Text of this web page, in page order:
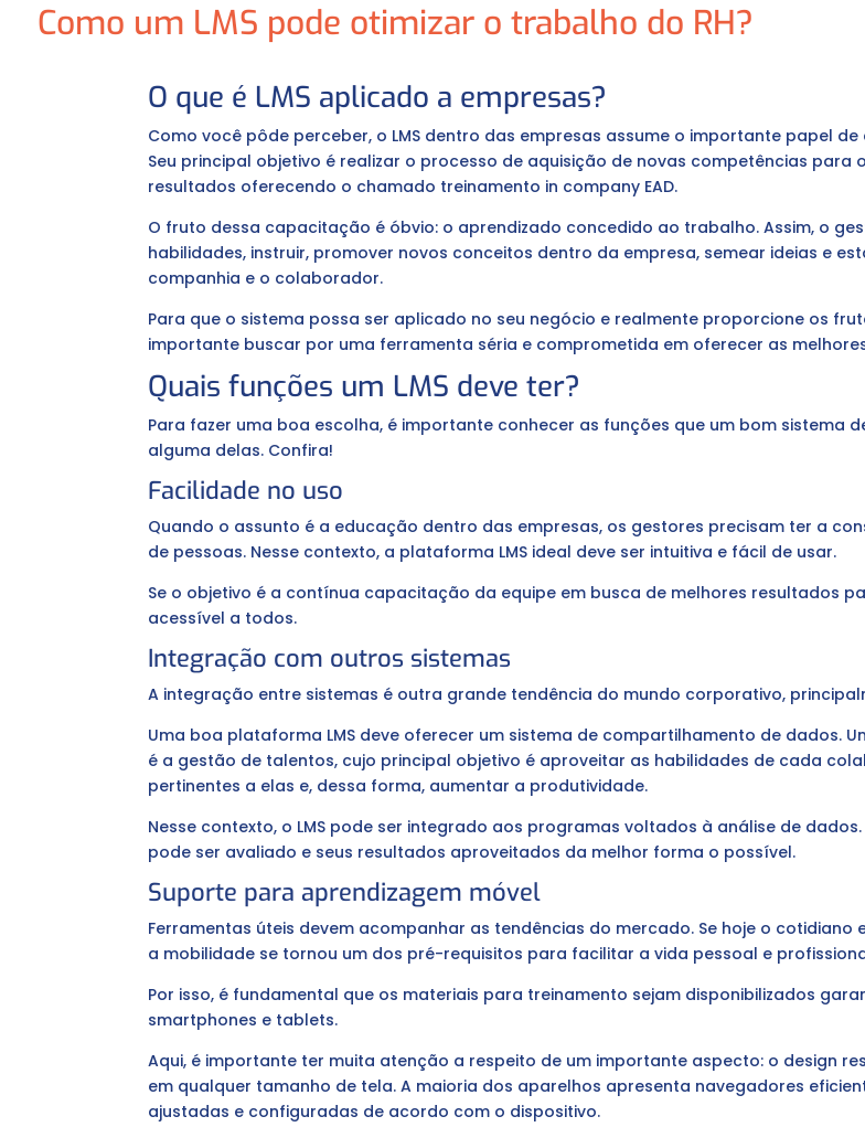
Como um LMS pode otimizar o trabalho do RH?
O que é LMS aplicado a empresas?
Como você pôde perceber, o LMS dentro das empresas assume o importante papel
Seu principal objetivo é realizar o processo de aquisição de novas competências
resultados oferecendo o chamado treinamento in company EAD.
O fruto dessa capacitação é óbvio: o aprendizado concedido ao trabalho. Assim, o
habilidades, instruir, promover novos conceitos dentro da empresa, semear ideias e
companhia e o colaborador.
Para que o sistema possa ser aplicado no seu negócio e realmente proporcione os
importante buscar por uma ferramenta séria e comprometida em oferecer as
Quais funções um LMS deve ter?
Para fazer uma boa escolha, é importante conhecer as funções que um bom sistema
alguma delas. Confira!
Facilidade no uso
Quando o assunto é a educação dentro das empresas, os gestores precisam ter a
de pessoas. Nesse contexto, a plataforma LMS ideal deve ser intuitiva e fácil de usar.
Se o objetivo é a contínua capacitação da equipe em busca de melhores resultados
acessível a todos.
Integração com outros sistemas
A integração entre sistemas é outra grande tendência do mundo corporativo,
Uma boa plataforma LMS deve oferecer um sistema de compartilhamento de dados.
é a gestão de talentos, cujo principal objetivo é aproveitar as habilidades de cada
pertinentes a elas e, dessa forma, aumentar a produtividade.
Nesse contexto, o LMS pode ser integrado aos programas voltados à análise de
pode ser avaliado e seus resultados aproveitados da melhor forma o possível.
Suporte para aprendizagem móvel
Ferramentas úteis devem acompanhar as tendências do mercado. Se hoje o
a mobilidade se tornou um dos pré-requisitos para facilitar a vida pessoal e
Por isso, é fundamental que os materiais para treinamento sejam disponibilizados
smartphones e tablets.
Aqui, é importante ter muita atenção a respeito de um importante aspecto: o design
em qualquer tamanho de tela. A maioria dos aparelhos apresenta navegadores
ajustadas e configuradas de acordo com o dispositivo.